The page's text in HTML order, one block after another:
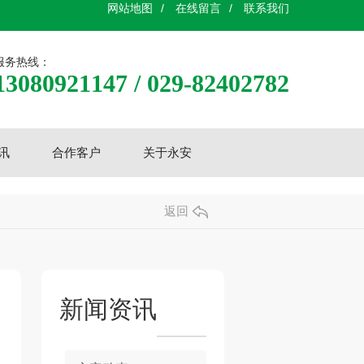
网站地图 / 在线留言 / 联系我们
务热线：
/ 029-82402782
合作客户 关于永安
返回
新闻资讯